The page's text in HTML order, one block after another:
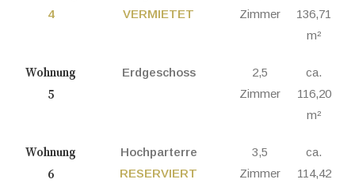
4
VERMIETET
Zimmer
136,71
m²
Wohnung
5
Erdgeschoss
2,5
Zimmer
ca.
116,20
m²
Wohnung
6
Hochparterre
RESERVIERT
3,5
Zimmer
ca.
114,42